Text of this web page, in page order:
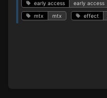
early access early access
mtx mtx effect